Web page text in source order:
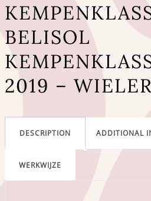
BELISOL
2019 –
DESCRIPTION ADDITIONAL
WERKWIJZE